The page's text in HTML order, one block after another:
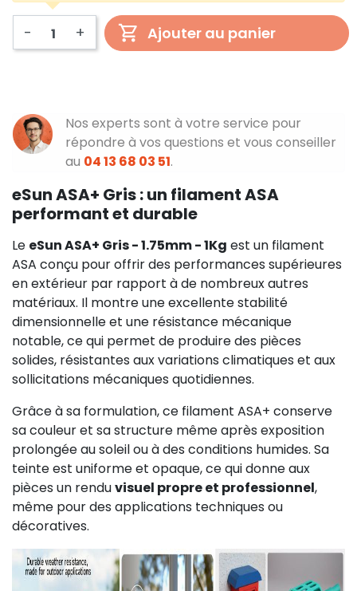
- + Ajouter au panier
Nos experts sont à votre service pour
répondre à vos questions et vous conseiller
au 04 13 68 03 51.
eSun ASA+ Gris : un filament ASA
performant et durable
Le eSun ASA+ Gris - 1.75mm - 1Kg est un filament
ASA conçu pour offrir des performances supérieures
en extérieur par rapport à de nombreux autres
matériaux. Il montre une excellente stabilité
dimensionnelle et une résistance mécanique
notable, ce qui permet de produire des pièces
solides, résistantes aux variations climatiques et aux
sollicitations mécaniques quotidiennes.
Grâce à sa formulation, ce filament ASA+ conserve
sa couleur et sa structure même après exposition
prolongée au soleil ou à des conditions humides. Sa
teinte est uniforme et opaque, ce qui donne aux
pièces un renduvisuel propre et professionnel,
même pour des applications techniques ou
décoratives.